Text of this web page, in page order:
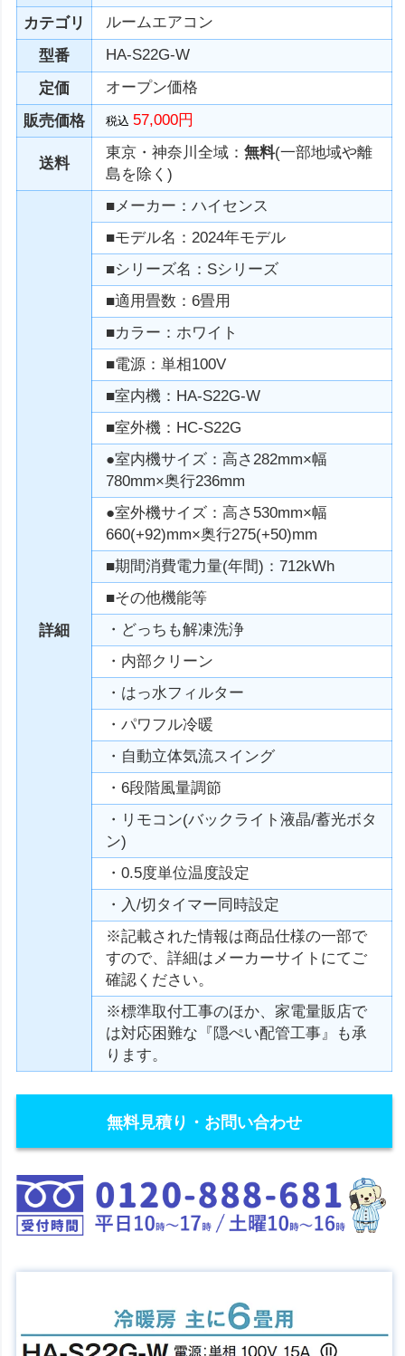
カテゴリ
ルームエアコン
型番
HA-S22G-W
定価
オープン価格
販売価格
税込 57,000円
送料
東京・神奈川全域：無料(一部地域や離
島を除く)
詳細
■メーカー：ハイセンス
■モデル名：2024年モデル
■シリーズ名：Sシリーズ
■適用畳数：6畳用
■カラー：ホワイト
■電源：単相100V
■室内機：HA-S22G-W
■室外機：HC-S22G
●室内機サイズ：高さ282mm×幅
780mm×奥行236mm
●室外機サイズ：高さ530mm×幅
660(+92)mm×奥行275(+50)mm
■期間消費電力量(年間)：712kWh
■その他機能等
・どっちも解凍洗浄
・内部クリーン
・はっ水フィルター
・パワフル冷暖
・自動立体気流スイング
・6段階風量調節
・リモコン(バックライト液晶/蓄光ボタ
ン)
・0.5度単位温度設定
・入/切タイマー同時設定
※記載された情報は商品仕様の一部で
すので、詳細はメーカーサイトにてご
確認ください。
※標準取付工事のほか、家電量販店で
は対応困難な『隠ぺい配管工事』も承
ります。
無料見積り・お問い合わせ